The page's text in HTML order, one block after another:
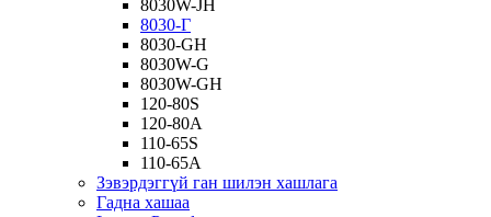
8030W-JH
8030-Г
8030-GH
8030W-G
8030W-GH
120-80S
120-80А
110-65S
110-65А
Зэвэрдэггүй ган шилэн хашлага
Гадна хашаа